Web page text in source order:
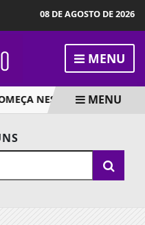
08 DE AGOSTO DE 2026
MENU
NESTA SEMANA COM
MENU